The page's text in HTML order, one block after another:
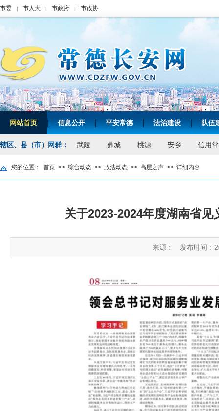
市委 | 市人大 | 市政府 | 市政协
网站首页 | 信息公开 | 平安常德 | 法治建设 | 队伍
辖区、县（市）网群： 武陵 鼎城 桃源 安乡 信用
您的位置： 首页 >> 综合动态 >> 政法动态 >> 高层之声 >> 详细内容
关于2023-2024年度湖南省
来源： 发布时间：